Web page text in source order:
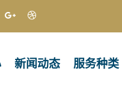
新闻动态 服务种类